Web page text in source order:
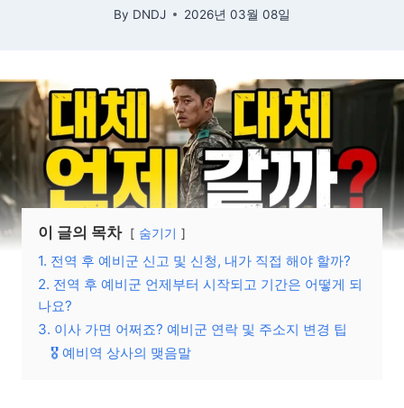
By DNDJ 2026년 03월 08일
이 글의 목차 숨기기
1. 전역 후 예비군 신고 및 신청, 내가 직접 해야 할까?
2. 전역 후 예비군 언제부터 시작되고 기간은 어떻게 되
나요?
3. 이사 가면 어쩌죠? 예비군 연락 및 주소지 변경 팁
🎖️ 예비역 상사의 맺음말